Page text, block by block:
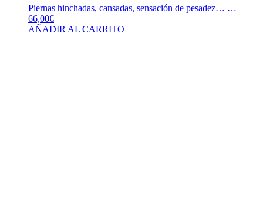
Piernas hinchadas, cansadas, sensación de pesadez… …
66,00€
AÑADIR AL CARRITO